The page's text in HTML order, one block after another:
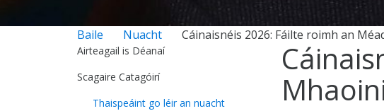
Baile Nuacht Cáinaisnéis 2026: Fáilte roimh an
Airteagail is Déanaí
Scagaire Catagóirí
Thaispeáint go léir an nuacht